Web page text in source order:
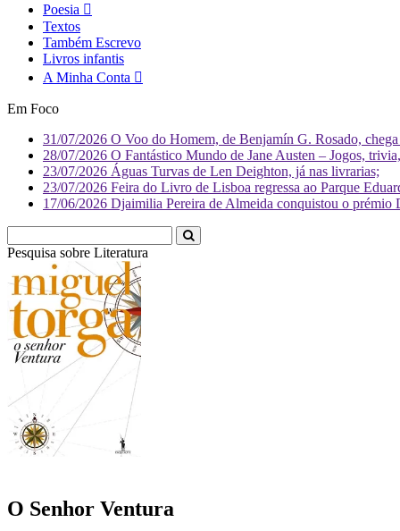
Poesia
Textos
Também Escrevo
Livros infantis
A Minha Conta
Em Foco
31/07/2026 O Voo do Homem, de Benjamín G. Rosado,
28/07/2026 O Fantástico Mundo de Jane Austen – Jogos,
23/07/2026 Águas Turvas de Len Deighton, já nas livrarias;
23/07/2026 Feira do Livro de Lisboa regressa ao Parque
17/06/2026 Djaimilia Pereira de Almeida conquistou o
Pesquisa sobre Literatura
O Senhor Ventura